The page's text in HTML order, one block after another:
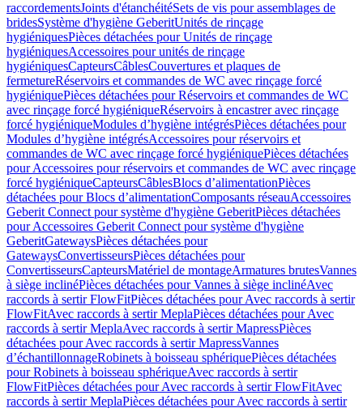
raccordementsJoints d'étanchéitéSets de vis pour assemblages de
bridesSystème d'hygiène GeberitUnités de rinçage
hygiéniquesPièces détachées pour Unités de rinçage
hygiéniquesAccessoires pour unités de rinçage
hygiéniquesCapteursCâblesCouvertures et plaques de
fermetureRéservoirs et commandes de WC avec rinçage forcé
hygiéniquePièces détachées pour Réservoirs et commandes de WC
avec rinçage forcé hygiéniqueRéservoirs à encastrer avec rinçage
forcé hygiéniqueModules d’hygiène intégrésPièces détachées pour
Modules d’hygiène intégrésAccessoires pour réservoirs et
commandes de WC avec rinçage forcé hygiéniquePièces détachées
pour Accessoires pour réservoirs et commandes de WC avec rinçage
forcé hygiéniqueCapteursCâblesBlocs d’alimentationPièces
détachées pour Blocs d’alimentationComposants réseauAccessoires
Geberit Connect pour système d'hygiène GeberitPièces détachées
pour Accessoires Geberit Connect pour système d'hygiène
GeberitGatewaysPièces détachées pour
GatewaysConvertisseursPièces détachées pour
ConvertisseursCapteursMatériel de montageArmatures brutesVannes
à siège inclinéPièces détachées pour Vannes à siège inclinéAvec
raccords à sertir FlowFitPièces détachées pour Avec raccords à sertir
FlowFitAvec raccords à sertir MeplaPièces détachées pour Avec
raccords à sertir MeplaAvec raccords à sertir MapressPièces
détachées pour Avec raccords à sertir MapressVannes
d’échantillonnageRobinets à boisseau sphériquePièces détachées
pour Robinets à boisseau sphériqueAvec raccords à sertir
FlowFitPièces détachées pour Avec raccords à sertir FlowFitAvec
raccords à sertir MeplaPièces détachées pour Avec raccords à sertir